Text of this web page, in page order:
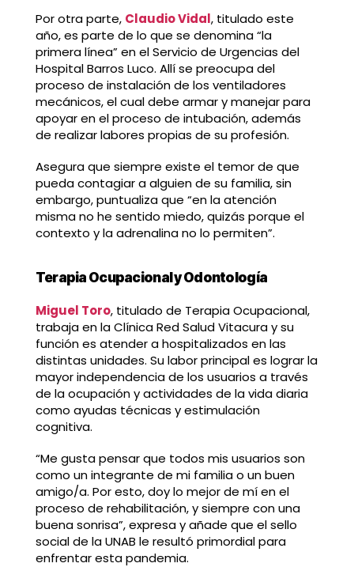
Por otra parte, Claudio Vidal, titulado este
año, es parte de lo que se denomina “la
primera línea” en el Servicio de Urgencias del
Hospital Barros Luco. Allí se preocupa del
proceso de instalación de los ventiladores
mecánicos, el cual debe armar y manejar para
apoyar en el proceso de intubación, además
de realizar labores propias de su profesión.
Asegura que siempre existe el temor de que
pueda contagiar a alguien de su familia, sin
embargo, puntualiza que “en la atención
misma no he sentido miedo, quizás porque el
contexto y la adrenalina no lo permiten”.
Terapia Ocupacional y Odontología
Miguel Toro, titulado de Terapia Ocupacional,
trabaja en la Clínica Red Salud Vitacura y su
función es atender a hospitalizados en las
distintas unidades. Su labor principal es lograr la
mayor independencia de los usuarios a través
de la ocupación y actividades de la vida diaria
como ayudas técnicas y estimulación
cognitiva.
“Me gusta pensar que todos mis usuarios son
como un integrante de mi familia o un buen
amigo/a. Por esto, doy lo mejor de mí en el
proceso de rehabilitación, y siempre con una
buena sonrisa”, expresa y añade que el sello
social de la UNAB le resultó primordial para
enfrentar esta pandemia.